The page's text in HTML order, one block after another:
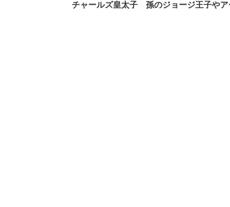
チャールズ皇太子 孫のジョージ王子や